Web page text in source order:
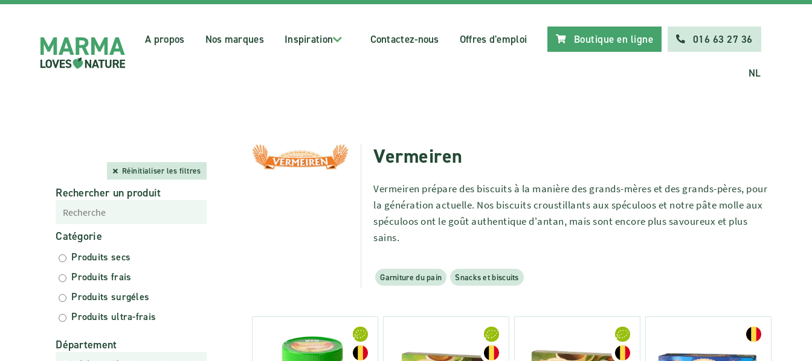
A propos Nos marques Inspiration Contactez-nous Offres d'emploi Boutique en ligne 016 63 27 36
NL
Réinitialiser les filtres
Rechercher un produit
Catégorie
Produits secs
Produits frais
Produits surgéles
Produits ultra-frais
Département
Vermeiren
Vermeiren prépare des biscuits à la manière des grands-mères et des grands-pères, pour
la génération actuelle. Nos biscuits croustillants aux spéculoos et notre pâte molle aux
spéculoos ont le goût authentique d'antan, mais sont encore plus savoureux et plus
sains.
Garniture du pain Snacks et biscuits